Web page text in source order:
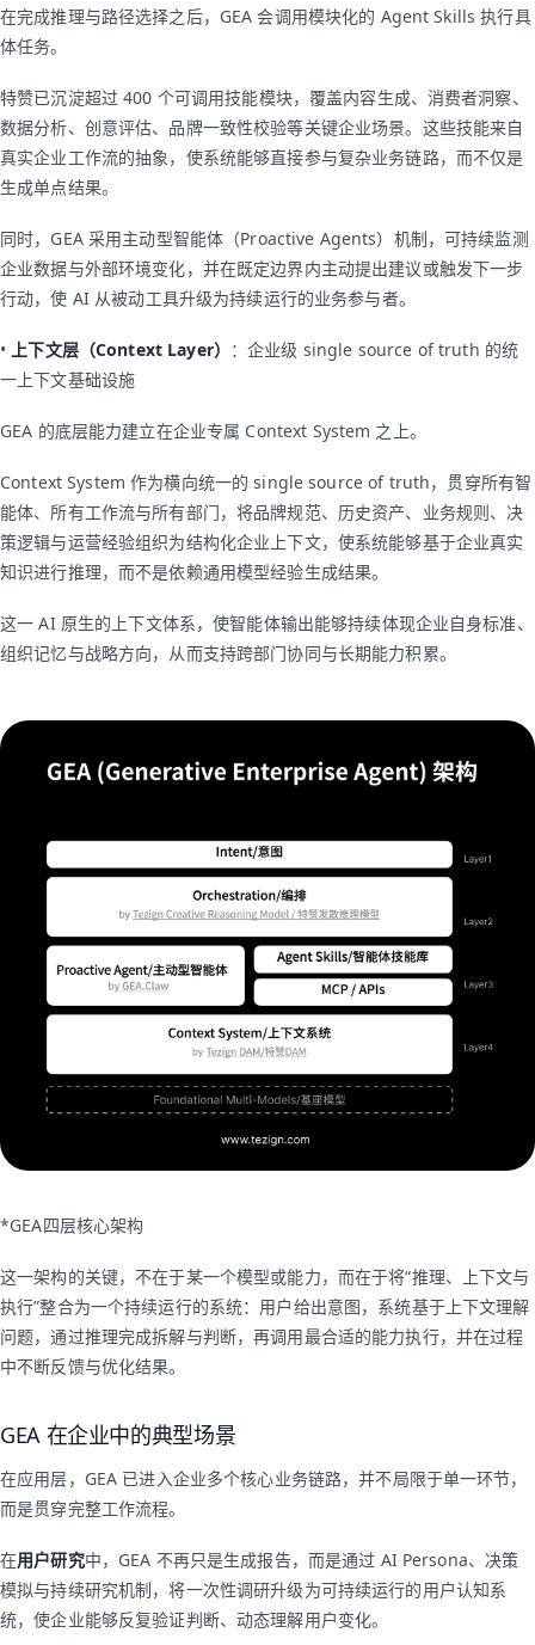
在完成推理与路径选择之后，GEA 会调用模块化的 Agent Skills 执行具
体任务。
特赞已沉淀超过 400 个可调用技能模块，覆盖内容生成、消费者洞察、
数据分析、创意评估、品牌一致性校验等关键企业场景。这些技能来自
真实企业工作流的抽象，使系统能够直接参与复杂业务链路，而不仅是
生成单点结果。
同时，GEA 采用主动型智能体（Proactive Agents）机制，可持续监测
企业数据与外部环境变化，并在既定边界内主动提出建议或触发下一步
行动，使 AI 从被动工具升级为持续运行的业务参与者。
•上下文层（Context Layer） ：企业级 single source of truth 的统
一上下文基础设施
GEA 的底层能力建立在企业专属 Context System 之上。
Context System 作为横向统一的 single source of truth，贯穿所有智
能体、所有工作流与所有部门，将品牌规范、历史资产、业务规则、决
策逻辑与运营经验组织为结构化企业上下文，使系统能够基于企业真实
知识进行推理，而不是依赖通用模型经验生成结果。
这一 AI 原生的上下文体系，使智能体输出能够持续体现企业自身标准、
组织记忆与战略方向，从而支持跨部门协同与长期能力积累。
*GEA四层核心架构
这一架构的关键，不在于某一个模型或能力，而在于将“推理、上下文与
执行”整合为一个持续运行的系统：用户给出意图，系统基于上下文理解
问题，通过推理完成拆解与判断，再调用最合适的能力执行，并在过程
中不断反馈与优化结果。
GEA 在企业中的典型场景
在应用层，GEA 已进入企业多个核心业务链路，并不局限于单一环节，
而是贯穿完整工作流程。
在用户研究中，GEA 不再只是生成报告，而是通过 AI Persona、决策
模拟与持续研究机制，将一次性调研升级为可持续运行的用户认知系
统，使企业能够反复验证判断、动态理解用户变化。